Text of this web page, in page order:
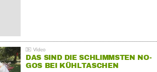
DAS SIND DIE SCHLIMMSTEN NO-
GOS BEI KÜHLTASCHEN